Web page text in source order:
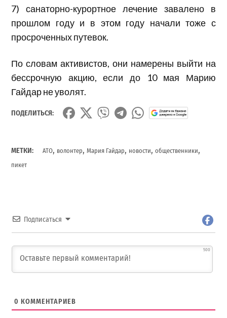
7) санаторно-курортное лечение завалено в
прошлом году и в этом году начали тоже с
просроченных путевок.
По словам активистов, они намерены выйти на
бессрочную акцию, если до 10 мая Марию
Гайдар не уволят.
ПОДЕЛИТЬСЯ:
МЕТКИ: АТО, волонтер,Мария Гайдар, новости,общественники,
пикет
Подписаться
500
0 КОММЕНТАРИЕВ